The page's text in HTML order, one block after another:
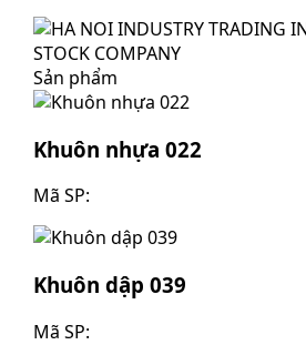
Sản phẩm
Khuôn nhựa 022
Mã SP:
Khuôn dập 039
Mã SP: